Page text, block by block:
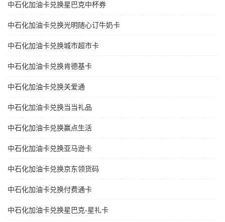
中石化加油卡兑换星巴克中杯券
中石化加油卡兑换光明随心订牛奶卡
中石化加油卡兑换城市超市卡
中石化加油卡兑换肯德基卡
中石化加油卡兑换关爱通
中石化加油卡兑换当当礼品
中石化加油卡兑换赢点生活
中石化加油卡兑换亚马逊卡
中石化加油卡兑换京东领货码
中石化加油卡兑换付费通卡
中石化加油卡兑换星巴克-星礼卡